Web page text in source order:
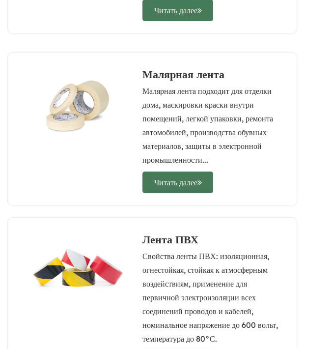
Читать далее
Малярная лента
Малярная лента подходит для отделки
дома, маскировки краски внутри
помещений, легкой упаковки, ремонта
автомобилей, производства обувных
материалов, защиты в электронной
промышленности...
Читать далее
Лента ПВХ
Свойства ленты ПВХ: изоляционная,
огнестойкая, стойкая к атмосферным
воздействиям, применение для
первичной электроизоляции всех
соединений проводов и кабелей,
номинальное напряжение до 600 вольт,
температура до 80°С.